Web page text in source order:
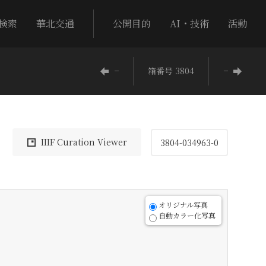
索 華北交通 公開目的 AI・技術 活動
− 箱番号 3804 −
IIIF Curation Viewer 3804-034963-0
オリジナル写真
自動カラー化写真